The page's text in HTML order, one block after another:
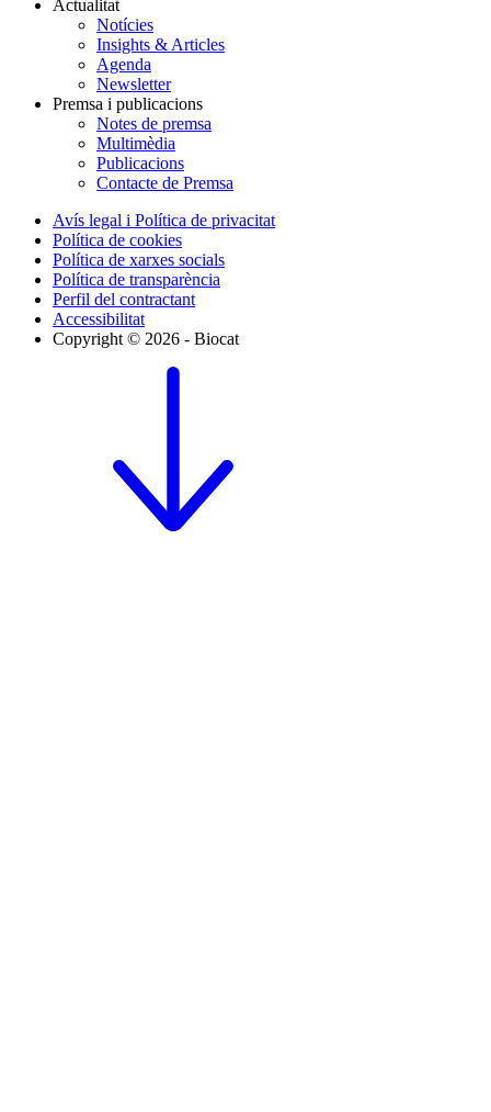
Actualitat
Notícies
Insights & Articles
Agenda
Newsletter
Premsa i publicacions
Notes de premsa
Multimèdia
Publicacions
Contacte de Premsa
Avís legal i Política de privacitat
Política de cookies
Política de xarxes socials
Política de transparència
Perfil del contractant
Accessibilitat
Copyright © 2026 - Biocat